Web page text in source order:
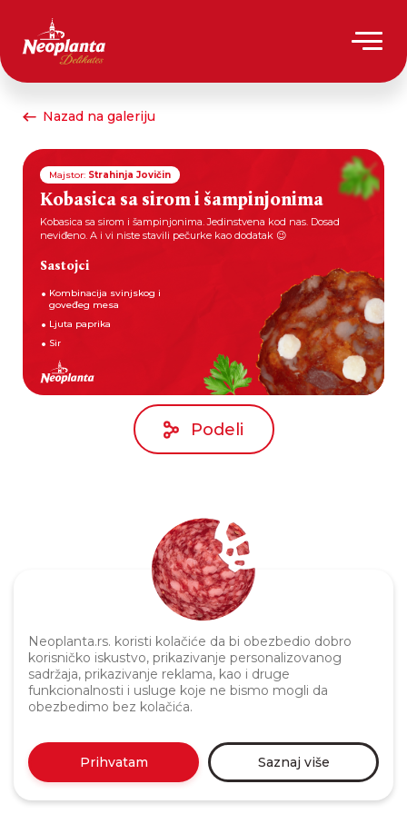
Neoplanta.rs. koristi kolačiće da bi obezbedio dobro
korisničko iskustvo, prikazivanje personalizovanog
sadržaja, prikazivanje reklama, kao i druge
funkcionalnosti i usluge koje ne bismo mogli da
obezbedimo bez kolačića.
Prihvatam Saznaj više
Nazad na galeriju
Majstor: Strahinja Jovičin
Kobasica sa sirom i šampinjonima
Kobasica sa sirom i šampinjonima. Jedinstvena kod nas. Dosad
neviđeno. A i vi niste stavili pečurke kao dodatak 😉
Sastojci
Kombinacija svinjskog i
goveđeg mesa
Ljuta paprika
Sir
Podeli
Politika privatnosti